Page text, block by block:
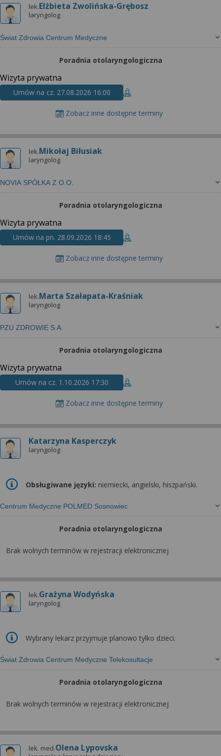
lek.Elżbieta Zwolińska-Grębosz
laryngolog
Świat Zdrowia Centrum Medyczne
Poradnia otolaryngologiczna
Wizyta prywatna
Umów na cz. 27.08.2026 16:00
Zobacz inne dostępne terminy
lek.Mikołaj Biłusiak
laryngolog
NOVIA SPÓŁKA Z O.O.
Poradnia otolaryngologiczna
Wizyta prywatna
Umów na pn. 28.09.2026 18:45
Zobacz inne dostępne terminy
lek.Marta Szałapata-Kraśniak
laryngolog
PZU ZDROWIE S.A.
Poradnia otolaryngologiczna
Wizyta prywatna
Umów na cz. 1.10.2026 17:30
Zobacz inne dostępne terminy
Katarzyna Kasperczyk
laryngolog
Centrum Medyczne POLMED Sosnowiec
Obsługiwane języki: niemiecki, angielski, hiszpański.
Poradnia otolaryngologiczna
Brak wolnych terminów w rejestracji elektronicznej
lek.Grażyna Wodyńska
laryngolog
Świat Zdrowia Centrum Medyczne Telekosultacje
Wybrany lekarz przyjmuje planowo tylko dzieci.
Poradnia otolaryngologiczna
Brak wolnych terminów w rejestracji elektronicznej
lek. med.Olena Lypovska